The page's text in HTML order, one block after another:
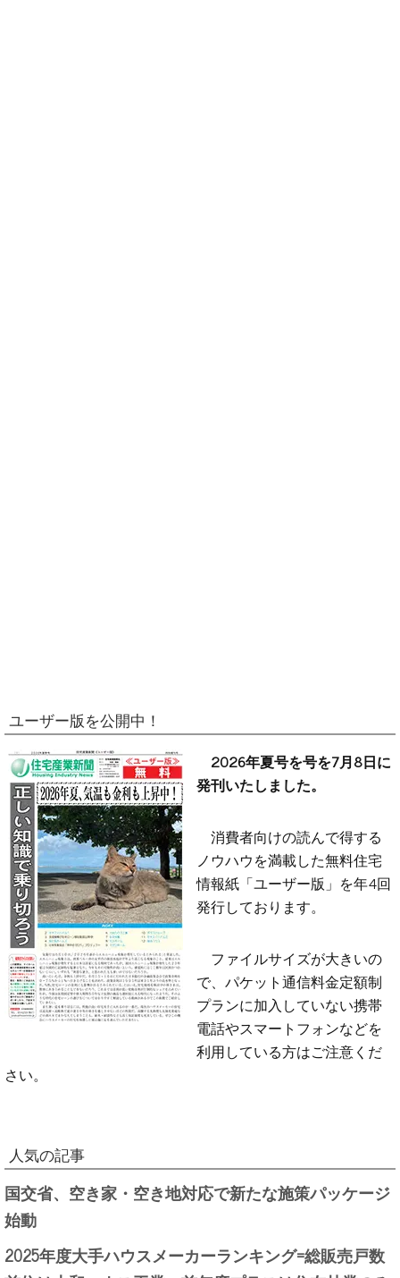
ユーザー版を公開中！
2026年夏号を号を7月8日に
発刊いたしました。
消費者向けの読んで得する
ノウハウを満載した無料住宅
情報紙「ユーザー版」を年4回
発行しております。
ファイルサイズが大きいの
で、パケット通信料金定額制
プランに加入していない携帯
電話やスマートフォンなどを
利用している方はご注意くだ
さい。
人気の記事
国交省、空き家・空き地対応で新たな施策パッケージ
始動
2025年度大手ハウスメーカーランキング=総販売戸数